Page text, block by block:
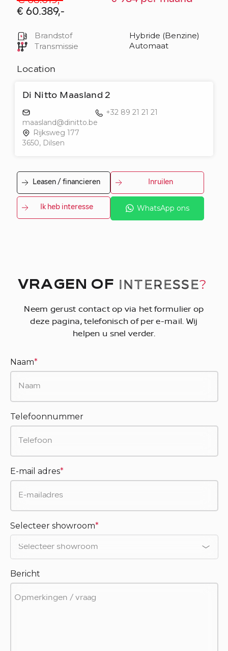
€ 60.389,-
Brandstof
Hybride (Benzine)
Transmissie
Automaat
Location
Di Nitto Maasland 2
maasland@dinitto.be
+32 89 21 21 21
Rijksweg 177
3650, Dilsen
Leasen / financieren Inruilen
Ik heb interesse WhatsApp ons
VRAGEN OF INTERESSE?
Neem gerust contact op via het formulier op
deze pagina, telefonisch of per e-mail. Wij
helpen u snel verder.
Naam*
Telefoonnummer
E-mail adres*
Selecteer showroom*
Bericht